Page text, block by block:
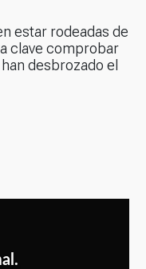
estar rodeadas de
clave comprobar
desbrozado el